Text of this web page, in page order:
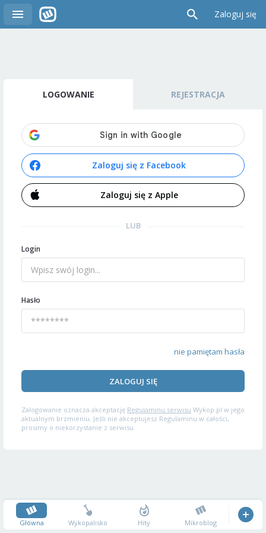
Zaloguj się
LOGOWANIE REJESTRACJA
Zaloguj się z Facebook
Zaloguj się z Apple
LUB
Login
Hasło
nie pamiętam hasła
ZALOGUJ SIĘ
Zalogowanie oznacza akceptację Regulaminu serwisu Wykop.pl w jego
aktualnym brzmieniu. Jeśli nie akceptujesz Regulaminu w całości,
prosimy o niekorzystanie z serwisu.
Główna Wykopalisko Hity Mikroblog